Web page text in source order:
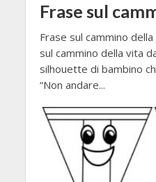
Frase sul
Frase sul cammino
sul cammino della vita
silhouette di bambino
“Non andare...